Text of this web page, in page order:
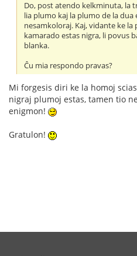
Do, post atendo kelkminuta, la
lia plumo kaj la plumo de la dua
nesamkoloraj. Kaj, vidante ke
kamarado estas nigra, li povus
blanka.
Ĉu mia respondo pravas?
Mi forgesis diri ke la homoj
nigraj plumoj estas, tamen tio
enigmon!
Gratulon!